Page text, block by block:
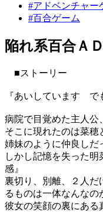
#アドベンチャー
#百合ゲーム
陥れ系百合Ａ
■ストーリー
『あいしています で
病院で目覚めた主人公
そこに現れたのは菜穂
姉妹のように仲良しだ
しかし記憶を失った
感』
裏切り、別離、２人
るものは一体なんなの
彼女の笑顔の裏にある